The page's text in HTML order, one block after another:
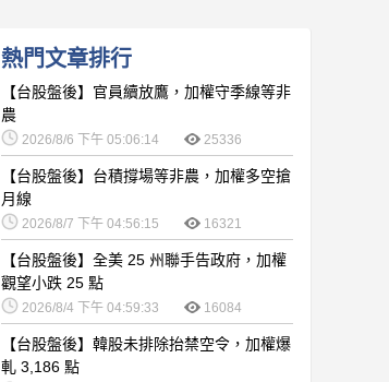
熱門文章排行
【台股盤後】官員續放鷹，加權守季線等非
農
2026/8/6 下午 05:06:14 25336
【台股盤後】台積撐場等非農，加權多空搶
月線
2026/8/7 下午 04:56:15 16321
【台股盤後】全美 25 州聯手告政府，加權
觀望小跌 25 點
2026/8/4 下午 04:59:33 16084
【台股盤後】韓股未排除抬禁空令，加權爆
軋 3,186 點